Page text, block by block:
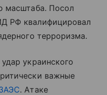
масштаба. Посол
РФ квалифицировал
терроризма.
украинского
важные
. Атаке